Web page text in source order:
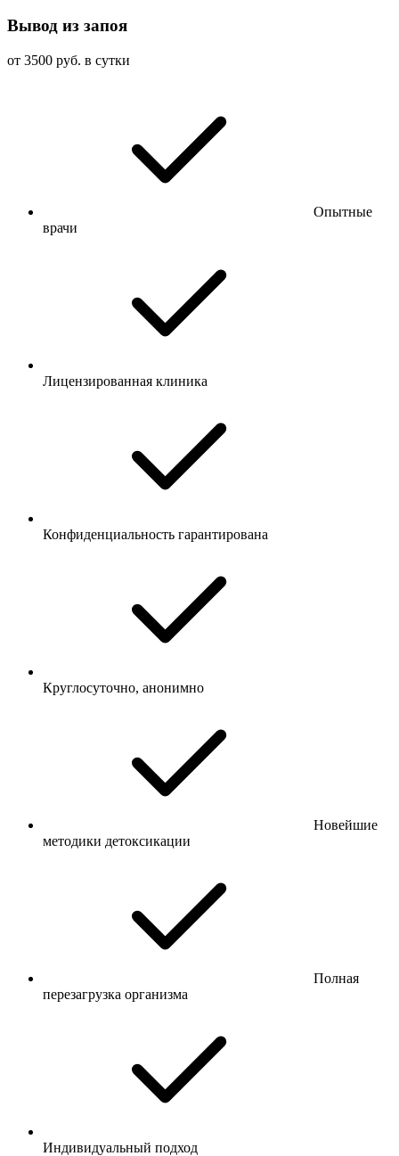
Вывод из запоя
от 3500 руб. в сутки
Опытные
врачи
Лицензированная клиника
Конфиденциальность гарантирована
Круглосуточно, анонимно
Новейшие
методики детоксикации
Полная
перезагрузка организма
Индивидуальный подход